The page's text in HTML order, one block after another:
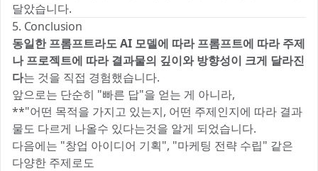
달았습니다. ✨
5. Conclusion
동일한 프롬프트라도 AI 모델에 따라 프롬프트에 따라 주제
나 프로젝트에 따라 결과물의 깊이와 방향성이 크게 달라진
다는 것을 직접 경험했습니다.
앞으로는 단순히 "빠른 답"을 얻는 게 아니라,
**"어떤 목적을 가지고 있는지, 어떤 주제인지에 따라 결과
물도 다르게 나올수 있다는것을 알게 되었습니다.
다음에는 "창업 아이디어 기획", "마케팅 전략 수립" 같은
다양한 주제로도